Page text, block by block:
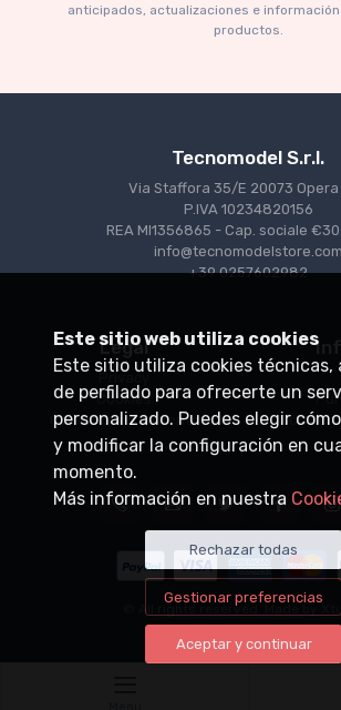
anticipados, actualizaciones e
productos.
Tecnomodel S.r.l.
Via Staffora 35/E 20073 Opera
P.IVA 10234820156
REA MI1356865 - Cap. sociale
info@tecnomodelstore.com
+39 0257602982
Legal
Privacy
Cookies
Condiciones de venta
© All rights reserved. Made by
Este sitio web utiliza cookies
Este sitio utiliza cookies técnicas,
de perfilado para ofrecerte un
personalizado. Puedes elegir
y modificar la configuración en
momento.
Más información en nuestra
Rechazar todas
Gestionar preferencias
Aceptar y continuar